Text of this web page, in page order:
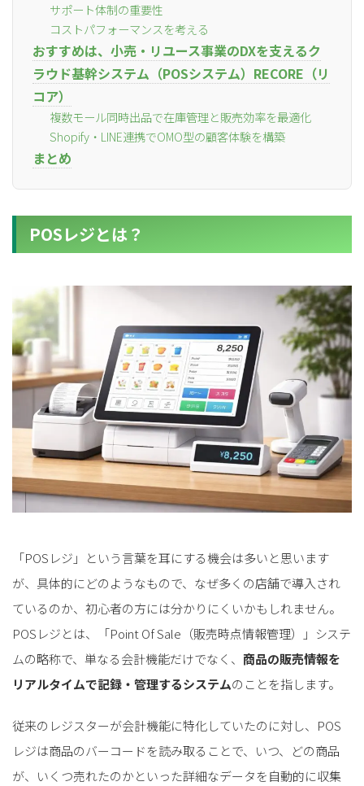
サポート体制の重要性
コストパフォーマンスを考える
おすすめは、小売・リユース事業のDXを支えるク
ラウド基幹システム（POSシステム）RECORE（リ
コア）
複数モール同時出品で在庫管理と販売効率を最適化
Shopify・LINE連携でOMO型の顧客体験を構築
まとめ
POSレジとは？
「POSレジ」という言葉を耳にする機会は多いと思います
が、具体的にどのようなもので、なぜ多くの店舗で導入され
ているのか、初心者の方には分かりにくいかもしれません。
POSレジとは、「Point Of Sale（販売時点情報管理）」システ
ムの略称で、単なる会計機能だけでなく、 商品の販売情報を
リアルタイムで記録・管理するシステムのことを指します。
従来のレジスターが会計機能に特化していたのに対し、POS
レジは商品のバーコードを読み取ることで、いつ、どの商品
が、いくつ売れたのかといった詳細なデータを自動的に収集